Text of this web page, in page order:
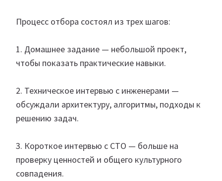
Процесс отбора состоял из трех шагов:
1. Домашнее задание — небольшой проект,
чтобы показать практические навыки.
2. Техническое интервью с инженерами —
обсуждали архитектуру, алгоритмы, подходы к
решению задач.
3. Короткое интервью с CTO — больше на
проверку ценностей и общего культурного
совпадения.